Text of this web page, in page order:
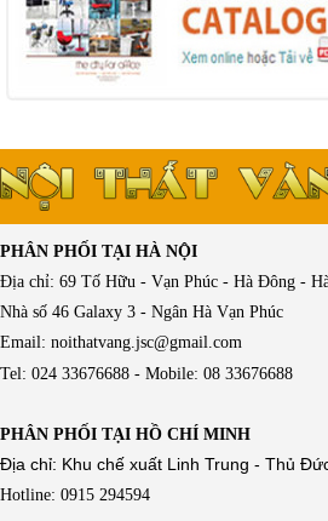
PHÂN PHỐI TẠI HÀ NỘI
Địa chỉ: 69 Tố Hữu - Vạn Phúc - Hà Đông -
Nhà số 46 Galaxy 3 - Ngân Hà Vạn Phúc
Email: noithatvang.jsc@gmail.com
Tel: 024 33676688 - Mobile: 08 33676688
PHÂN PHỐI TẠI HỒ CHÍ MINH
Địa chỉ: Khu chế xuất Linh Trung - Thủ
Hotline: 0915 294594